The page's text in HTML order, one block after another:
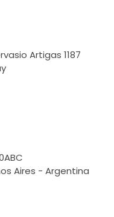
Artigas 1187
Aires - Argentina